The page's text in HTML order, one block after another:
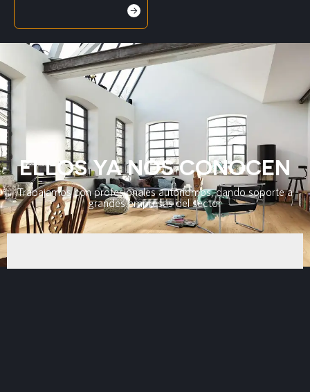
ELLOS YA NOS CONOCEN
Trabajamos con profesionales autónomos, dando soporte a
grandes empresas del sector